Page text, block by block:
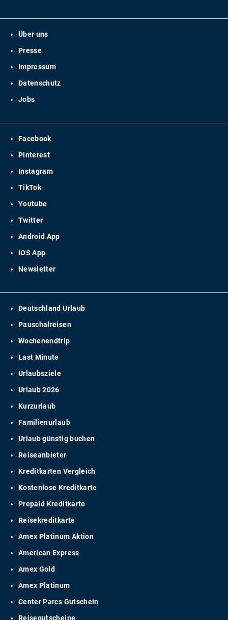
Über uns
Presse
Impressum
Datenschutz
Jobs
Facebook
Pinterest
Instagram
TikTok
Youtube
Twitter
Android App
iOS App
Newsletter
Deutschland Urlaub
Pauschalreisen
Wochenendtrip
Last Minute
Urlaubsziele
Urlaub 2026
Kurzurlaub
Familienurlaub
Urlaub günstig buchen
Reiseanbieter
Kreditkarten Vergleich
Kostenlose Kreditkarte
Prepaid Kreditkarte
Reisekreditkarte
Amex Platinum Aktion
American Express
Amex Gold
Amex Platinum
Center Parcs Gutschein
Reisegutscheine